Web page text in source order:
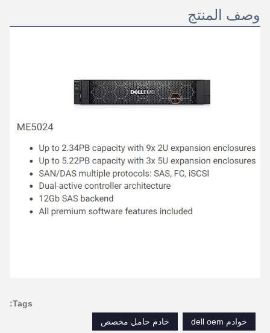
وصف المنتج
Tags:
خوادم dell oem
خادم حامل مخصص